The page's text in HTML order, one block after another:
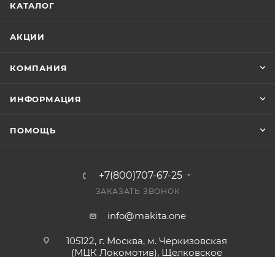
КАТАЛОГ
АКЦИИ
КОМПАНИЯ
ИНФОРМАЦИЯ
ПОМОЩЬ
+7(800)707-67-25
ЗАКАЗАТЬ ЗВОНОК
info@makita.one
105122, г. Москва, м. Черкизовская
(МЦК Локомотив), Щелковское